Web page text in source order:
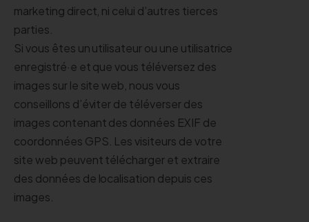
marketing direct, ni celui d’autres tierces
parties.
Si vous êtes un utilisateur ou une utilisatrice
enregistré·e et que vous téléversez des
images sur le site web, nous vous
conseillons d’éviter de téléverser des
images contenant des données EXIF de
coordonnées GPS. Les visiteurs de votre
site web peuvent télécharger et extraire
des données de localisation depuis ces
images.